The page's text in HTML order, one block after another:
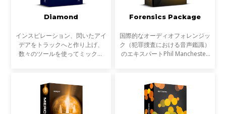
Diamond
インスピレーション、閃いたアイ
デアをトラックへと作り上げ、
数々のツールを使ってミックス
Platinumバンドルのプラグインを
すべて収録し、さらに原石と
Forensics Package
国際的なオーディオフォレンジッ
ク（犯罪捜査における音声鑑識）
のエキスパートPhil Manchester
の分析、解析において特に精度が
高い9つのオーディオプ